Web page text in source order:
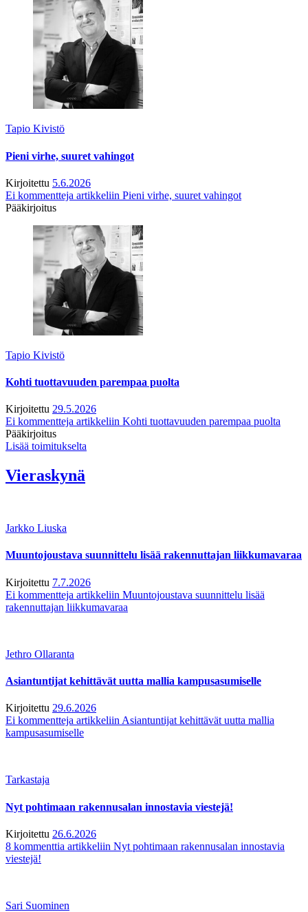
Tapio Kivistö
Pieni virhe, suuret vahingot
Kirjoitettu 5.6.2026
Ei kommentteja artikkeliin Pieni virhe, suuret vahingot
Pääkirjoitus
Tapio Kivistö
Kohti tuottavuuden parempaa puolta
Kirjoitettu 29.5.2026
Ei kommentteja artikkeliin Kohti tuottavuuden parempaa puolta
Pääkirjoitus
Lisää toimitukselta
Vieraskynä
Jarkko Liuska
Muuntojoustava suunnittelu lisää rakennuttajan liikkumavaraa
Kirjoitettu 7.7.2026
Ei kommentteja artikkeliin Muuntojoustava suunnittelu lisää
rakennuttajan liikkumavaraa
Jethro Ollaranta
Asiantuntijat kehittävät uutta mallia kampusasumiselle
Kirjoitettu 29.6.2026
Ei kommentteja artikkeliin Asiantuntijat kehittävät uutta mallia
kampusasumiselle
Tarkastaja
Nyt pohtimaan rakennusalan innostavia viestejä!
Kirjoitettu 26.6.2026
8 kommenttia artikkeliin Nyt pohtimaan rakennusalan innostavia
viestejä!
Sari Suominen